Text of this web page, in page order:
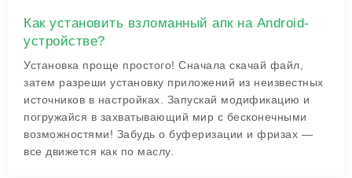
Как установить взломанный апк на Android-
устройстве?
Установка проще простого! Сначала скачай файл,
затем разреши установку приложений из неизвестных
источников в настройках. Запускай модификацию и
погружайся в захватывающий мир с бесконечными
возможностями! Забудь о буферизации и фризах —
все движется как по маслу.